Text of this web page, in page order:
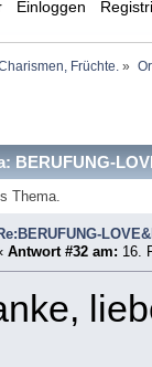
Einloggen
Früchte. »
BERUFUNG-
Thema.
Antwort #32 am: 16.